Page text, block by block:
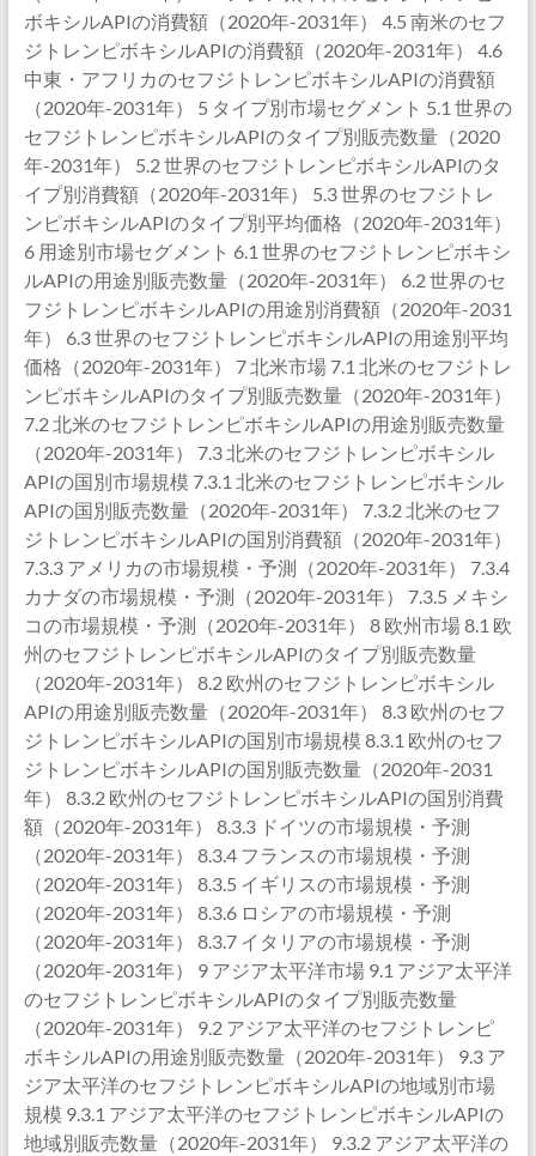
ボキシルAPIの消費額（2020年-2031年） 4.5 南米のセフ
ジトレンピボキシルAPIの消費額（2020年-2031年） 4.6
中東・アフリカのセフジトレンピボキシルAPIの消費額
（2020年-2031年） 5 タイプ別市場セグメント 5.1 世界の
セフジトレンピボキシルAPIのタイプ別販売数量（2020
年-2031年） 5.2 世界のセフジトレンピボキシルAPIのタ
イプ別消費額（2020年-2031年） 5.3 世界のセフジトレ
ンピボキシルAPIのタイプ別平均価格（2020年-2031年）
6 用途別市場セグメント 6.1 世界のセフジトレンピボキシ
ルAPIの用途別販売数量（2020年-2031年） 6.2 世界のセ
フジトレンピボキシルAPIの用途別消費額（2020年-2031
年） 6.3 世界のセフジトレンピボキシルAPIの用途別平均
価格（2020年-2031年） 7 北米市場 7.1 北米のセフジトレ
ンピボキシルAPIのタイプ別販売数量（2020年-2031年）
7.2 北米のセフジトレンピボキシルAPIの用途別販売数量
（2020年-2031年） 7.3 北米のセフジトレンピボキシル
APIの国別市場規模 7.3.1 北米のセフジトレンピボキシル
APIの国別販売数量（2020年-2031年） 7.3.2 北米のセフ
ジトレンピボキシルAPIの国別消費額（2020年-2031年）
7.3.3 アメリカの市場規模・予測（2020年-2031年） 7.3.4
カナダの市場規模・予測（2020年-2031年） 7.3.5 メキシ
コの市場規模・予測（2020年-2031年） 8 欧州市場 8.1 欧
州のセフジトレンピボキシルAPIのタイプ別販売数量
（2020年-2031年） 8.2 欧州のセフジトレンピボキシル
APIの用途別販売数量（2020年-2031年） 8.3 欧州のセフ
ジトレンピボキシルAPIの国別市場規模 8.3.1 欧州のセフ
ジトレンピボキシルAPIの国別販売数量（2020年-2031
年） 8.3.2 欧州のセフジトレンピボキシルAPIの国別消費
額（2020年-2031年） 8.3.3 ドイツの市場規模・予測
（2020年-2031年） 8.3.4 フランスの市場規模・予測
（2020年-2031年） 8.3.5 イギリスの市場規模・予測
（2020年-2031年） 8.3.6 ロシアの市場規模・予測
（2020年-2031年） 8.3.7 イタリアの市場規模・予測
（2020年-2031年） 9 アジア太平洋市場 9.1 アジア太平洋
のセフジトレンピボキシルAPIのタイプ別販売数量
（2020年-2031年） 9.2 アジア太平洋のセフジトレンピ
ボキシルAPIの用途別販売数量（2020年-2031年） 9.3 ア
ジア太平洋のセフジトレンピボキシルAPIの地域別市場
規模 9.3.1 アジア太平洋のセフジトレンピボキシルAPIの
地域別販売数量（2020年-2031年） 9.3.2 アジア太平洋の